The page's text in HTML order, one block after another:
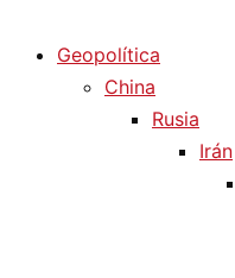
Geopolítica
China
Rusia
Irán